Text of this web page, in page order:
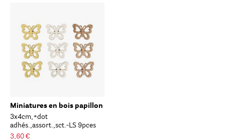
Miniatures en bois papillon
3x4cm,+dot
adhés.,assort.,sct.-LS 9pces
3,60 €